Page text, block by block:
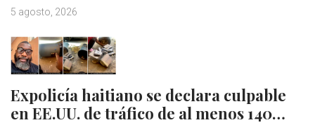
5 agosto, 2026
Expolicía haitiano se declara culpable
en EE.UU. de tráfico de al menos 140…